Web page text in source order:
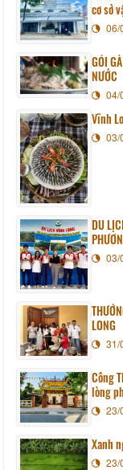
cơ sở
06/
GỎI
NƯỚC
04/
Vĩnh
03/
DU
03/
LONG
31/
Công
lòng
23/
Xanh
23/